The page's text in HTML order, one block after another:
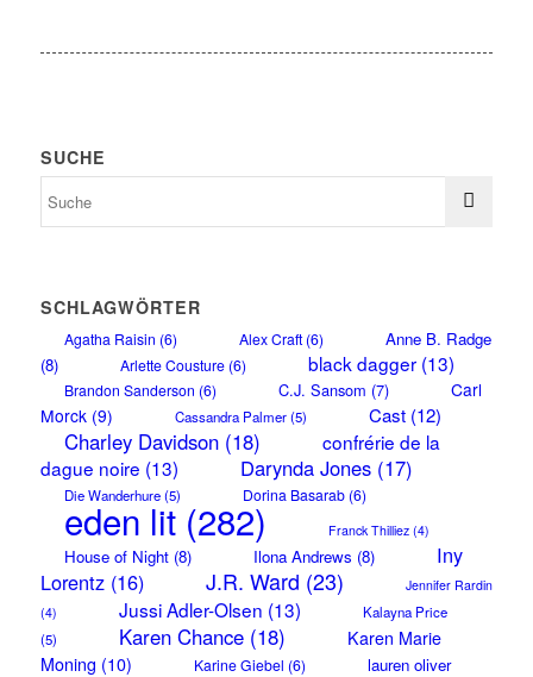
SUCHE
SCHLAGWÖRTER
Agatha Raisin (6) Alex Craft(6)
Anne B. Radge
(8)
Arlette Cousture(6) black dagger(13)
Brandon Sanderson (6) C.J. Sansom (7)
Carl
Morck(9) Cassandra Palmer(5) Cast(12)
Charley Davidson(18)
confrérie de la
dague noire (13) Darynda Jones(17)
Die Wanderhure(5) Dorina Basarab(6)
eden lit(282) Franck Thilliez(4)
House of Night(8) Ilona Andrews (8)
Iny
Lorentz(16) J.R. Ward (23)
Jennifer Rardin
(4)
Jussi Adler-Olsen (13)
Kalayna Price
(5)
Karen Chance(18)
Karen Marie
Moning (10) Karine Giebel (6)
lauren oliver